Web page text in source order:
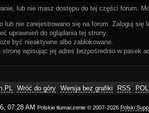
lub nie masz dostępu do tej części forum.
lub nie zarejestrowano się na forum. Zaloguj się
uprawnień do oglądania tej strony.
być nieaktywne albo zablokowane.
stronę wpisując jej adres bezpośrednio w pasek
Wróć do góry Wersja bez grafiki RSS
07:28 AM Polskie tłumaczenie © 2007-2026 Polski